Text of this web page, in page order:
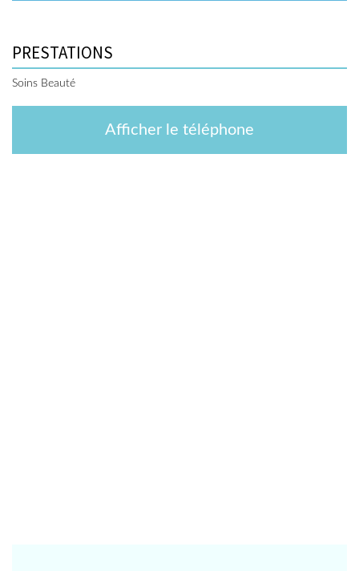
PRESTATIONS
Soins Beauté
Afficher le téléphone